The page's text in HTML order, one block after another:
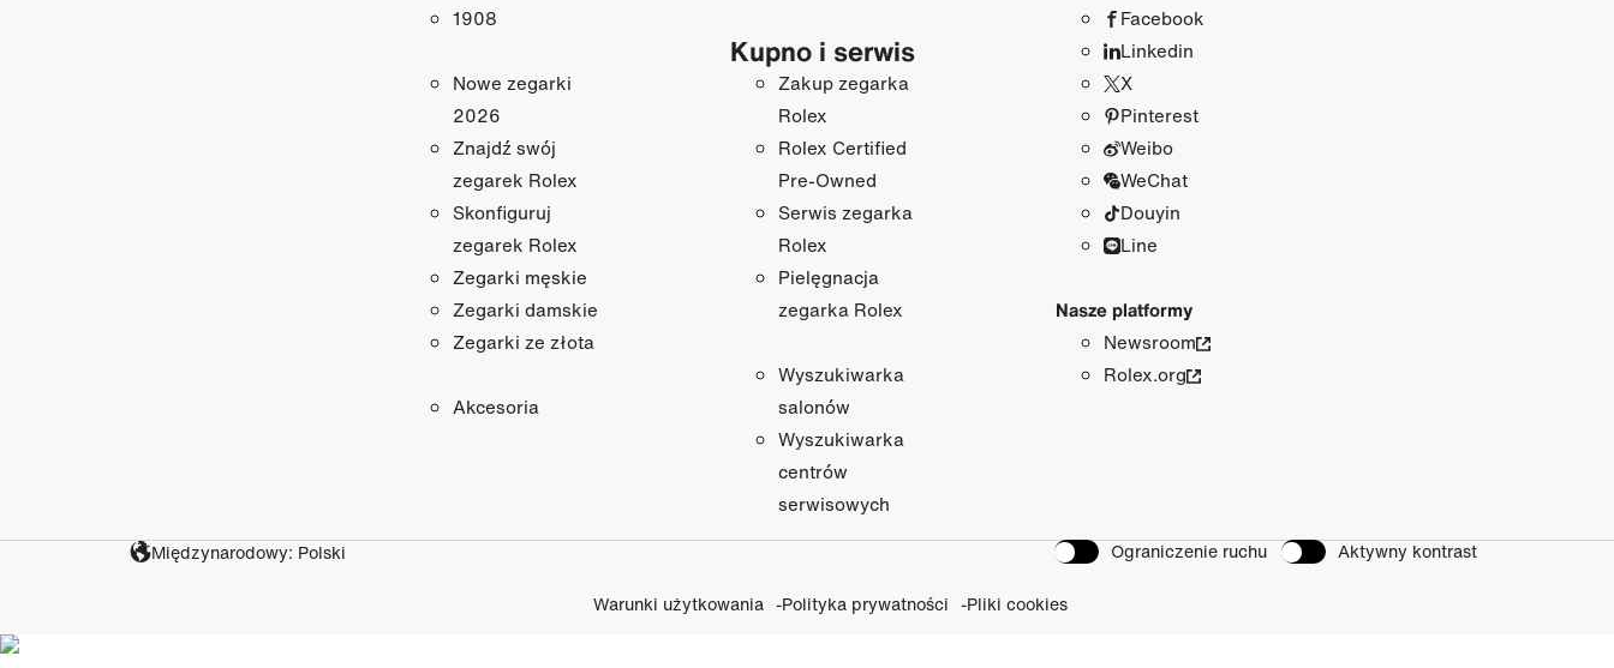
1908
Nowe zegarki
2026
Znajdź swój
zegarek Rolex
Skonfiguruj
zegarek Rolex
Zegarki męskie
Zegarki damskie
Zegarki ze złota
Akcesoria
Kupno i serwis
Zakup zegarka
Rolex
Rolex Certified
Pre-Owned
Serwis zegarka
Rolex
Pielęgnacja
zegarka Rolex
Wyszukiwarka
salonów
Wyszukiwarka
centrów
serwisowych
Facebook
Linkedin
X
Pinterest
Weibo
WeChat
Douyin
Line
Nasze platformy
Newsroom
Rolex.org
Międzynarodowy: Polski Ograniczenie ruchu Aktywny kontrast
Warunki użytkowania Polityka prywatności Pliki cookies